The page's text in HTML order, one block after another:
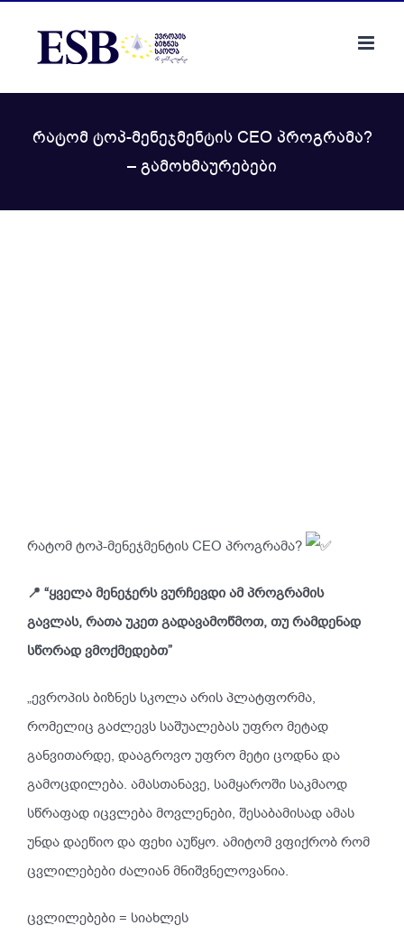
რატომ ტოპ-მენეჯმენტის CEO პროგრამა?
– გამოხმაურებები
რატომ ტოპ-მენეჯმენტის CEO პროგრამა?
📍 “ყველა მენეჯერს ვურჩევდი ამ პროგრამის
გავლას, რათა უკეთ გადავამოწმოთ, თუ რამდენად
სწორად ვმოქმედებთ”
„ევროპის ბიზნეს სკოლა არის პლატფორმა,
რომელიც გაძლევს საშუალებას უფრო მეტად
განვითარდე, დააგროვო უფრო მეტი ცოდნა და
გამოცდილება. ამასთანავე, სამყაროში საკმაოდ
სწრაფად იცვლება მოვლენები, შესაბამისად ამას
უნდა დაეწიო და ფეხი აუწყო. ამიტომ ვფიქრობ რომ
ცვლილებები ძალიან მნიშვნელოვანია.
ცვლილებები = სიახლეს